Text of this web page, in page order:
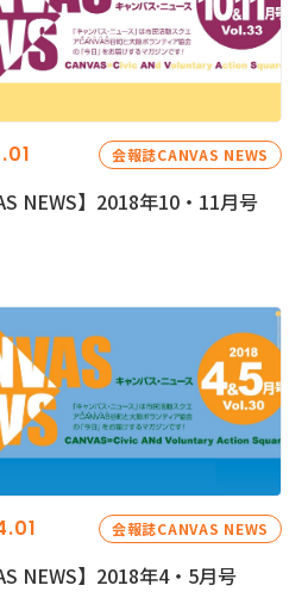
会報誌CANVAS NEWS
NEWS】2018年10・11月号
会報誌CANVAS NEWS
NEWS】2018年4・5月号